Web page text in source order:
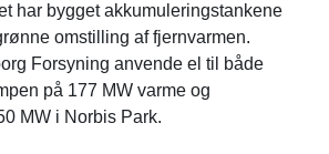
bliver udført af H.P. Byg A/S.
MAN Energy Solution) og
henholdsvis varmepumpe og
har bygget akkumuleringstankene
omstilling af fjernvarmen.
Forsyning anvende el til både
på 177 MW varme og
MW i Norbis Park.